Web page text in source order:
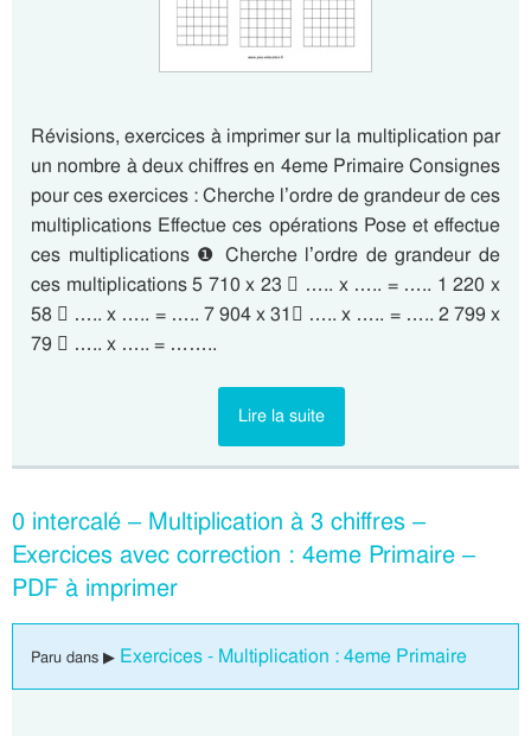
Révisions, exercices à imprimer sur la multiplication par
un nombre à deux chiffres en 4eme Primaire Consignes
pour ces exercices : Cherche l’ordre de grandeur de ces
multiplications Effectue ces opérations Pose et effectue
ces multiplications ❶ Cherche l’ordre de grandeur de
ces multiplications 5 710 x 23  ….. x ….. = ….. 1 220 x
58  ….. x ….. = ….. 7 904 x 31 ….. x ….. = ….. 2 799 x
79  ….. x ….. = ……..
Lire la suite
0 intercalé – Multiplication à 3 chiffres –
Exercices avec correction : 4eme Primaire –
PDF à imprimer
Paru dans ▶ Exercices - Multiplication : 4eme Primaire